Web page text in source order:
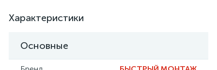
Характеристики
Основные